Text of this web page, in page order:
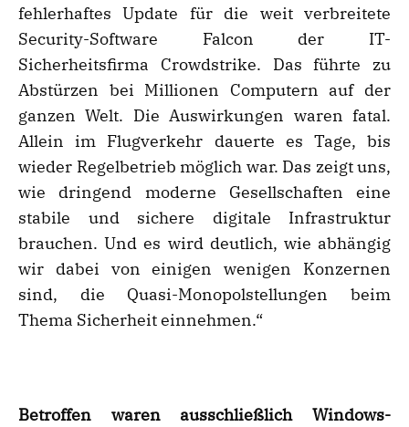
fehlerhaftes Update für die weit verbreitete
Security-Software Falcon der IT-
Sicherheitsfirma Crowdstrike. Das führte zu
Abstürzen bei Millionen Computern auf der
ganzen Welt. Die Auswirkungen waren fatal.
Allein im Flugverkehr dauerte es Tage, bis
wieder Regelbetrieb möglich war. Das zeigt uns,
wie dringend moderne Gesellschaften eine
stabile und sichere digitale Infrastruktur
brauchen. Und es wird deutlich, wie abhängig
wir dabei von einigen wenigen Konzernen
sind, die Quasi-Monopolstellungen beim
Thema Sicherheit einnehmen.“
Betroffen waren ausschließlich Windows-